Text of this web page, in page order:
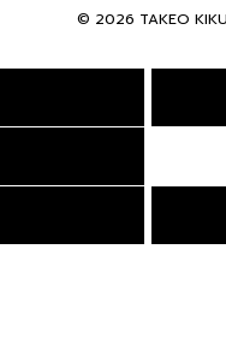
© 2026 TAKEO